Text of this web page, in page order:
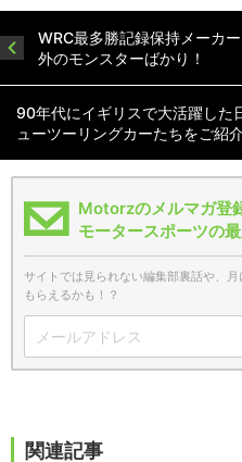
WRC最多勝記録保持メーカ
外のモンスターばかり！
90年代にイギリスで大活躍した
ューツーリングカーたちをご紹介
Motorzのメルマガ登
モータースポーツの最
サイトでは見られない編集部裏話や、
もらえるかも！？
関連記事